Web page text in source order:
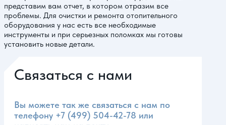
представим вам отчет, в котором отразим все
проблемы. Для очистки и ремонта отопительного
оборудования у нас есть все необходимые
инструменты и при серьезных поломках мы готовы
установить новые детали.
Связаться с нами
Вы можете так же связаться с нам по
телефону +7 (499) 504-42-78 или